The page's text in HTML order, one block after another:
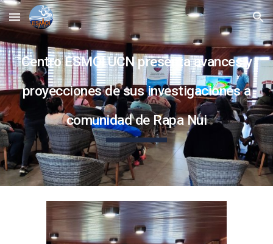
Skip to main content Skip to navigation
Centro ESMOI UCN presenta avances y
proyecciones de sus investigaciones a
comunidad de Rapa Nui